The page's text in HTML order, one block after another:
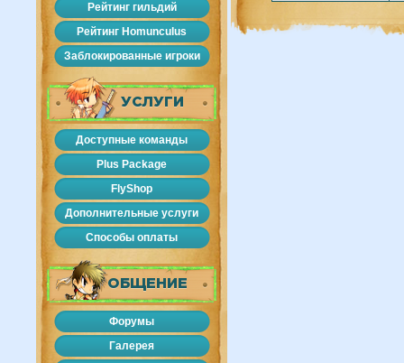
Рейтинг гильдий
Рейтинг Homunculus
Заблокированные игроки
УСЛУГИ
Доступные команды
Plus Package
FlyShop
Дополнительные услуги
Способы оплаты
ОБЩЕНИЕ
Форумы
Галерея